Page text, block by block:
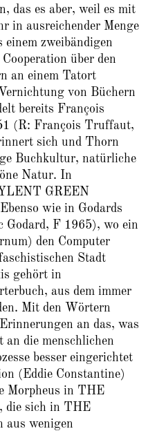
das es aber, weil es mit
in ausreichender Menge
zweibändigen
über den
an einem Tatort
von Büchern
bereits François
(R: François Truffaut,
sich und Thorn
Buchkultur, natürliche
Natur. In
GREEN
wie in Godards
F 1965), wo ein
den Computer
Stadt
gehört in
aus dem immer
Mit den Wörtern
an das, was
an die menschlichen
besser eingerichtet
(Eddie Constantine)
Morpheus in THE
die sich in THE
wenigen